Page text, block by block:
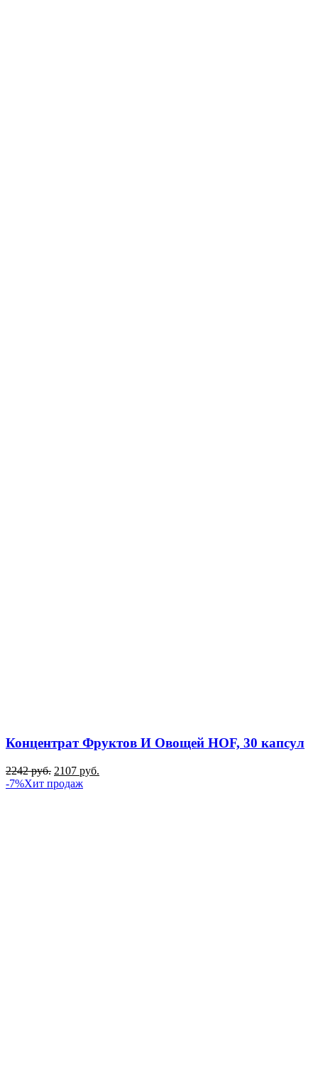
Концентрат Фруктов И Овощей HOF, 30 капсул
2242руб. 2107 руб.
-7%Хит продаж